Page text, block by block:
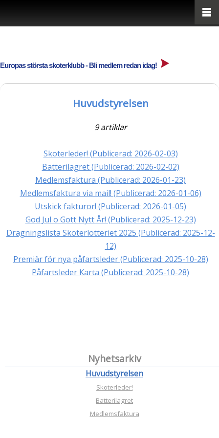
Europas största skoterklubb - Bli medlem redan idag!
Nyhetsarkiv
Huvudstyrelsen
Skoterleder!
Batterilagret
Medlemsfaktura
Huvudstyrelsen
9 artiklar
Skoterleder! (Publicerad: 2026-02-03)
Batterilagret (Publicerad: 2026-02-02)
Medlemsfaktura (Publicerad: 2026-01-23)
Medlemsfaktura via mail! (Publicerad: 2026-01-06)
Utskick fakturor! (Publicerad: 2026-01-05)
God Jul o Gott Nytt År! (Publicerad: 2025-12-23)
Dragningslista Skoterlotteriet 2025 (Publicerad: 2025-12-
12)
Premiär för nya påfartsleder (Publicerad: 2025-10-28)
Påfartsleder Karta (Publicerad: 2025-10-28)